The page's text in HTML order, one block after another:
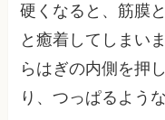
硬くなると、筋膜
と癒着してしまい
らはぎの内側を押
り、つっぱるよう